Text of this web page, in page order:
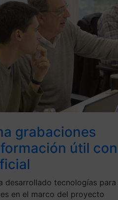
grabaciones
útil con
desarrollado tecnologías para
en el marco del proyecto